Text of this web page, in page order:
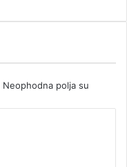
Neophodna polja su